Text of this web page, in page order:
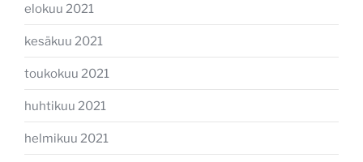
elokuu 2021
kesäkuu 2021
toukokuu 2021
huhtikuu 2021
helmikuu 2021